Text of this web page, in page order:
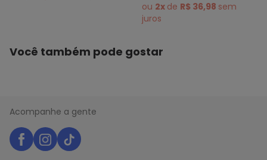
Vermelho
Vermelho
ou 2x de R$ 36,98 sem
juros
Você também pode gostar
Acompanhe a gente